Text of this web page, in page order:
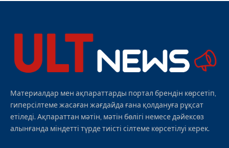
Материалдар мен ақпараттарды портал брендін көрсетіп,
гиперсілтеме жасаған жағдайда ғана қолдануға рұқсат
етіледі. Ақпараттан мәтін, мәтін бөлігі немесе дәйексөз
алынғанда міндетті түрде тиісті сілтеме көрсетілуі керек.